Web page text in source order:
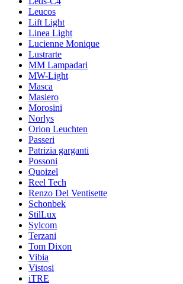
Leucos
Lift Light
Linea Light
Lucienne Monique
Lustrarte
MM Lampadari
MW-Light
Masca
Masiero
Morosini
Norlys
Orion Leuchten
Passeri
Patrizia garganti
Possoni
Quoizel
Reel Tech
Renzo Del Ventisette
Schonbek
StilLux
Sylcom
Terzani
Tom Dixon
Vibia
Vistosi
iTRE